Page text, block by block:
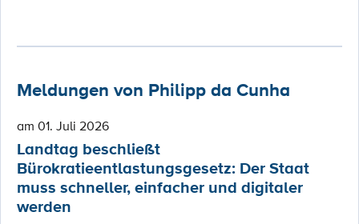
Meldungen von Philipp da Cunha
am 01. Juli 2026
Landtag beschließt
Bürokratieentlastungsgesetz: Der Staat
muss schneller, einfacher und digitaler
werden